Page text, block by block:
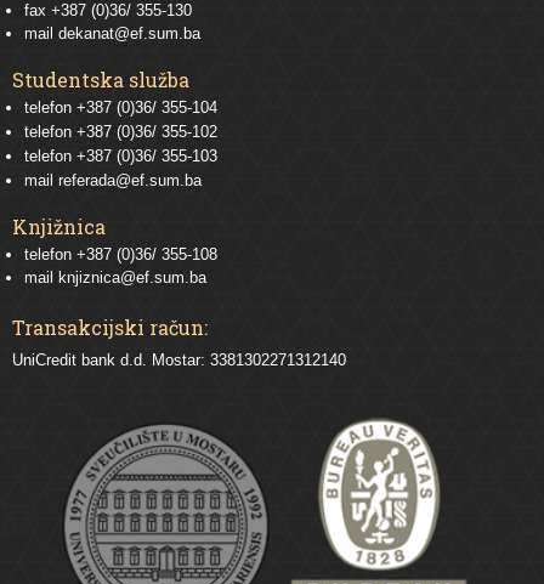
fax +387 (0)36/ 355-130
mail dekanat@ef.sum.ba
Studentska služba
telefon +387 (0)36/ 355-104
telefon +387 (0)36/ 355-102
telefon +387 (0)36/ 355-103
mail referada@ef.sum.ba
Knjižnica
telefon +387 (0)36/ 355-108
mail
knjiznica@ef.sum.ba
Transakcijski račun:
UniCredit bank d.d. Mostar: 3381302271312140